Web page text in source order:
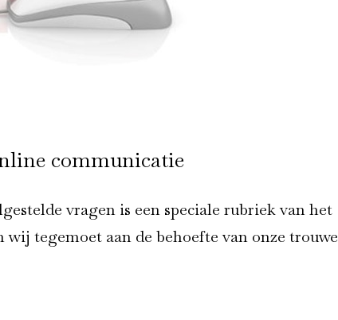
communicatie
vragen is een speciale rubriek van het
tegemoet aan de behoefte van onze trouwe